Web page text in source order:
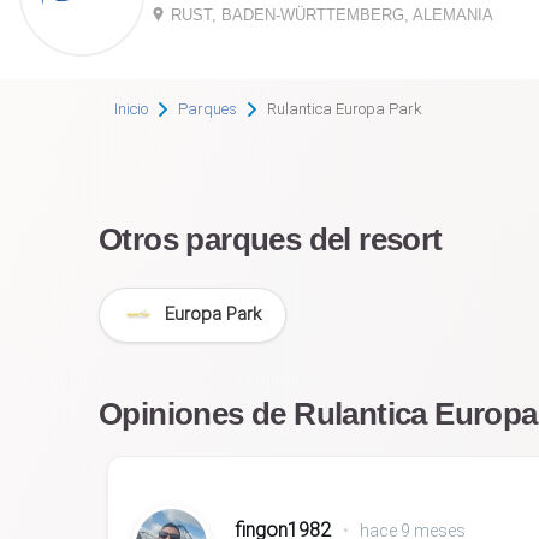
RUST, BADEN-WÜRTTEMBERG, ALEMANIA
Inicio Parques Rulantica Europa Park
Otros parques del resort
Europa Park
Opiniones de Rulantica
fingon1982 • hace 9 meses